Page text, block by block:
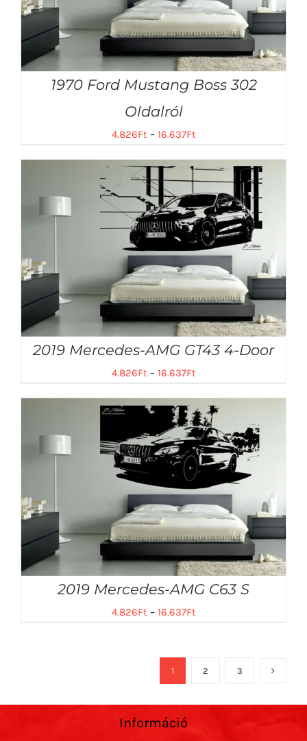
1970 Ford Mustang Boss 302
Oldalról
4.826Ft – 16.637Ft
2019 Mercedes-AMG GT43 4-Door
4.826Ft– 16.637Ft
2019 Mercedes-AMG C63 S
4.826Ft– 16.637Ft
1 2 3
Információ